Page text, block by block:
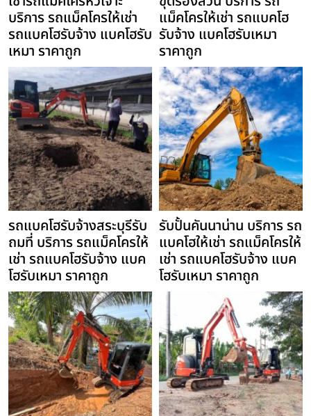
บริการ รถแม็คโครให้เช่า
รถแบคโฮรับจ้าง แบคโฮรับ
เหมา ราคาถูก
แม็คโครให้เช่า รถแบคโฮ
รับจ้าง แบคโฮรับเหมา
ราคาถูก
รถแบคโฮรับจ้างสระบุรีรับ
ถมที่ บริการ รถแม็คโครให้
เช่า รถแบคโฮรับจ้าง แบค
โฮรับเหมา ราคาถูก
รับปั้นคันนาน่าน บริการ รถ
แบคโฮให้เช่า รถแม็คโครให้
เช่า รถแบคโฮรับจ้าง แบค
โฮรับเหมา ราคาถูก